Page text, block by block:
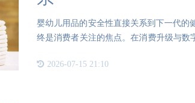
婴幼儿用品的安全性直接关系到下一代的
终是消费者关注的焦点。在消费升级与
2026-07-15 21:10